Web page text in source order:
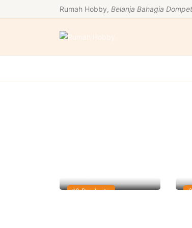
Rumah Hobby, Belanja Bahagia
12 Products